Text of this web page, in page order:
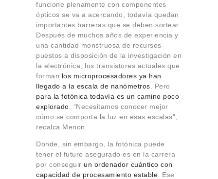
funcione plenamente con componentes
ópticos se va a acercando, todavía quedan
importantes barreras que se deben sortear.
Después de muchos años de experiencia y
una cantidad monstruosa de recursos
puestos a disposición de la investigación en
la electrónica, los transistores actuales que
forman los microprocesadores ya han
llegado a la escala de nanómetros . Pero
para la fotónica todavía es un camino poco
explorado . “Necesitamos conocer mejor
cómo se comporta la luz en esas escalas”,
recalca Menon.
Donde, sin embargo, la fotónica puede
tener el futuro asegurado es en la carrera
por conseguir un ordenador cuántico con
capacidad de procesamiento estable . Ese